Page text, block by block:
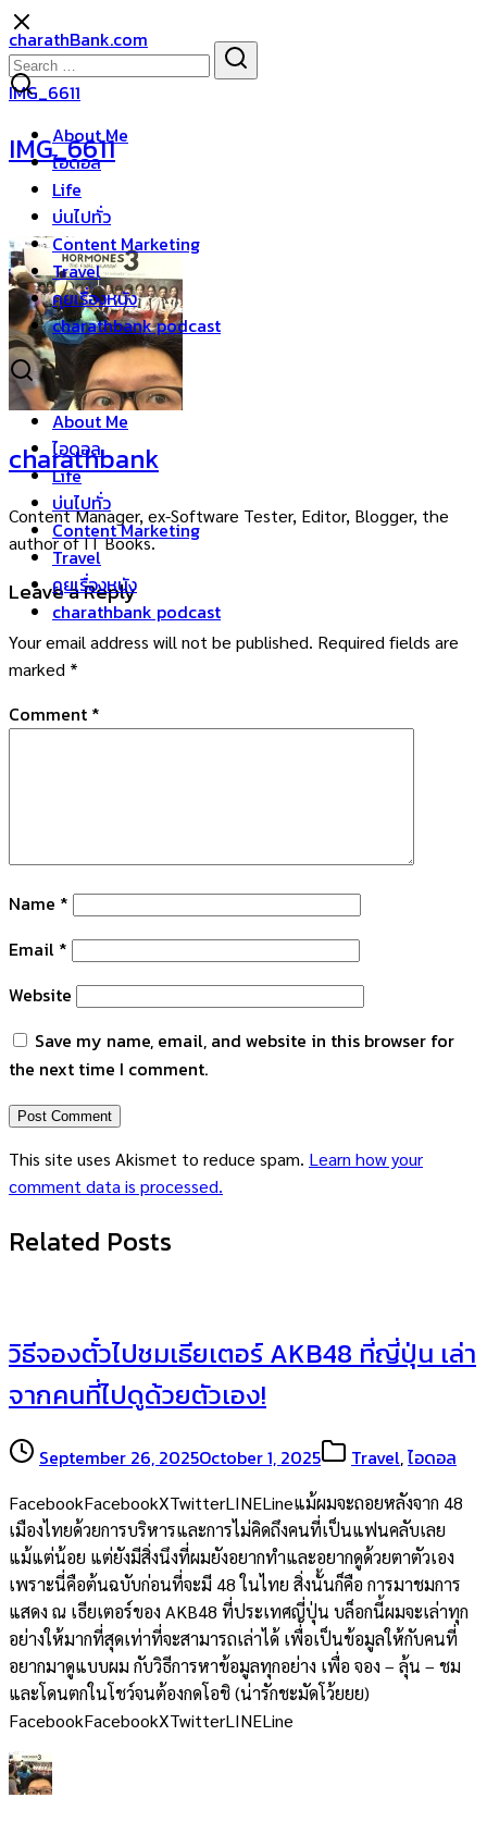
Skip
to
content
charathBank.com
About Me
ไอดอล
Life
บ่นไปทั่ว
Content Marketing
Travel
คุยเรื่องหนัง
charathbank podcast
About Me
ไอดอล
Life
บ่นไปทั่ว
Content Marketing
Travel
คุยเรื่องหนัง
charathbank podcast
Search
for:
IMG_6611
IMG_6611
charathbank
Content Manager, ex-Software Tester, Editor, Blogger, the
author of IT Books.
Leave a Reply
Your email address will not be published. Required fields are
marked *
Comment *
Name *
Email *
Website
Save my name, email, and website in this browser for
the next time I comment.
This site uses Akismet to reduce spam. Learn how your
comment data is processed.
Related Posts
วิธีจองตั๋วไปชมเธียเตอร์ AKB48 ที่ญี่ปุ่น เล่า
จากคนที่ไปดูด้วยตัวเอง!
September 26, 2025October 1, 2025 Travel,ไอดอล
FacebookFacebookXTwitterLINELineแม้ผมจะถอยหลังจาก 48
เมืองไทยด้วยการบริหารและการไม่คิดถึงคนที่เป็นแฟนคลับเลย
แม้แต่น้อย แต่ยังมีสิ่งนึงที่ผมยังอยากทำและอยากดูด้วยตาตัวเอง
เพราะนี่คือต้นฉบับก่อนที่จะมี 48 ในไทย สิ่งนั้นก็คือ การมาชมการ
แสดง ณ เธียเตอร์ของ AKB48 ที่ประเทศญี่ปุ่น บล็อกนี้ผมจะเล่าทุก
อย่างให้มากที่สุดเท่าที่จะสามารถเล่าได้ เพื่อเป็นข้อมูลให้กับคนที่
อยากมาดูแบบผม กับวิธีการหาข้อมูลทุกอย่าง เพื่อ จอง – ลุ้น – ชม
และโดนตกในโชว์จนต้องกดโอชิ (น่ารักชะมัดโว้ยยย)
FacebookFacebookXTwitterLINELine